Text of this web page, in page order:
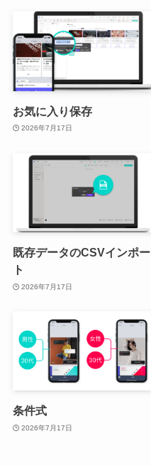
お気に入り保存
2026年7月17日
既存データのCSVインポー
ト
2026年7月17日
条件式
2026年7月17日